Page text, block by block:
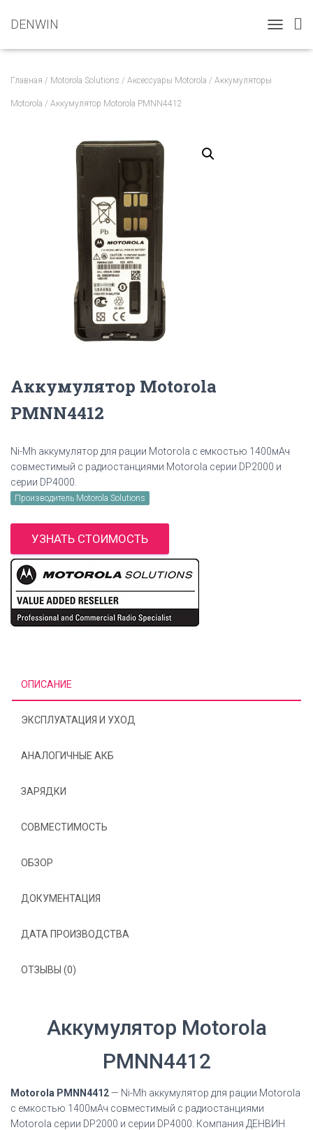
DENWIN
O
Главная / Motorola Solutions / Аксессуары Motorola / Аккумуляторы
Motorola / Аккумулятор Motorola PMNN4412
Аккумулятор Motorola
PMNN4412
Ni-Mh аккумулятор для рации Motorola с емкостью 1400мАч
совместимый с радиостанциями Motorola серии DP2000 и
серии DP4000.
Производитель Motorola Solutions
УЗНАТЬ СТОИМОСТЬ
ОПИСАНИЕ
ЭКСПЛУАТАЦИЯ И УХОД
АНАЛОГИЧНЫЕ АКБ
ЗАРЯДКИ
СОВМЕСТИМОСТЬ
ОБЗОР
ДОКУМЕНТАЦИЯ
ДАТА ПРОИЗВОДСТВА
ОТЗЫВЫ (0)
Аккумулятор Motorola
PMNN4412
Motorola PMNN4412 — Ni-Mh аккумулятор для рации Motorola
с емкостью 1400мАч совместимый с радиостанциями
Motorola серии DP2000 и серии DP4000. Компания ДЕНВИН